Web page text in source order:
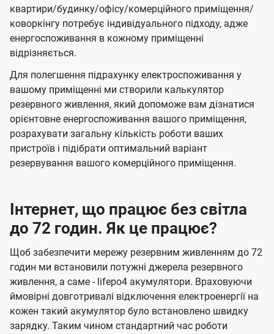
квартири/будинку/офісу/комерційного приміщення/
коворкінгу потребує індивідуального підходу, адже
енергоспоживання в кожному приміщенні
відрізняється.
Для полегшення підрахунку електроспоживання у
вашому приміщенні ми створили калькулятор
резервного живлення, який допоможе вам дізнатися
орієнтовне енергоспоживання вашого приміщення,
розрахувати загальну кількість роботи ваших
пристроїв і підібрати оптимальний варіант
резервування вашого комерційного приміщення.
Інтернет, що працює без світла
до 72 годин. Як це працює?
Щоб забезпечити мережу резервним живленням до 72
годин ми встановили потужні джерела резервного
живлення, а саме - lifepo4 акумулятори. Враховуючи
ймовірні довготривалі відключення електроенергії на
кожен такий акумулятор було встановлено швидку
зарядку. Таким чином стандартний час роботи